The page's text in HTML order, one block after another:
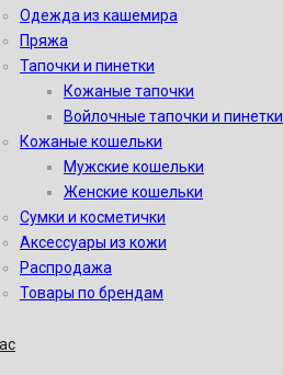
Одежда из кашемира
Пряжа
Тапочки и пинетки
Кожаные тапочки
Войлочные тапочки и пинетки
Кожаные кошельки
Мужские кошельки
Женские кошельки
Сумки и косметички
Аксессуары из кожи
Распродажа
Товары по брендам